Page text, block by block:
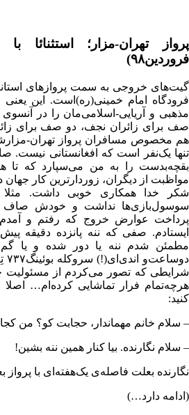
پرواز تهران-مزار؛ استثنائا
فروردین۹۸)
گیت‌های خروجی به سمت پروازهای
فرودگاه امام خمینی(ره)است. این
مذهبی و آریایی-اسلامی‌مان را در
صف برای زائران نجف، دو صف برای
هم مخصوص مسافران پرواز تهران-
تنها یک‌نفر است که افغانستانی نیست.
بقچه‌بدست را به من می‌سپارد که تا
مواظبت از دیگران، زوردارترین کار جهان
شکر خدا همکاری خوبی داشت.
سوسول‌بازی‌ها نداشت و خودش
پرداخت عوارض خروج که رفتم و
ایستادم. صفی که ننه پانزده دقیقه
مطمئن شدم ننه یا دور شده و یا گم.
شرایطی که تصور می‌کردم از مسئولیت
هرچه‌تمام فرار تماشایی کرده‌ام… اصلا
کنید:
– سلام خانم مهماندار، حجابت کو؟ من
– سلام نگارنده. بیا کنار همین ننه بشین!
نگارنده بعلت فاصله‌ی یک‌هفته‌ای با
(ادامه دارد…)